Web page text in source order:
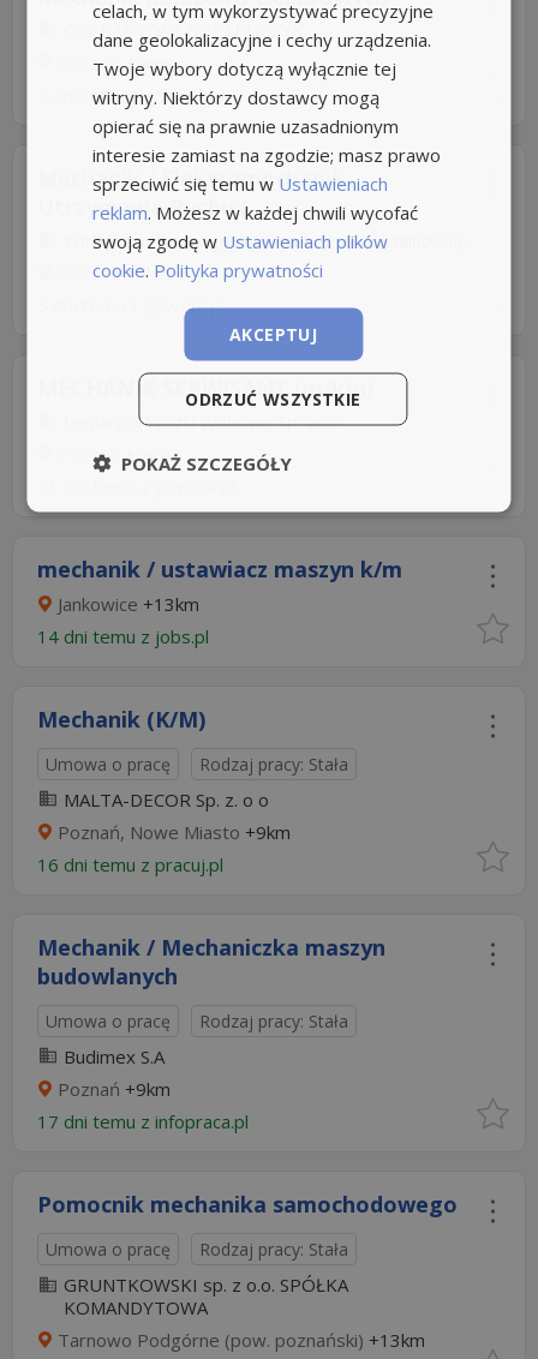
Olis BARTOSZ BOŁTRUCZYK
Poznań+9km
5 dni temu zgowork.pl
Mechanik / Elektromechanik
Utrzymania Ruchu (...
York pl spółka z ograniczoną odpowiedzialnością...
Poznań+9km
gowork.pl
MECHANIK SERWISANT (m/k/n)
Lemarpol Wózki Widłowe Sp. zo.o
Poznań +9km
mechanik / ustawiacz maszyn k/m
Jankowice +13km
14 dni temu z jobs.pl
Mechanik (K/M)
Umowa o pracę Rodzaj pracy: Stała
MALTA-DECOR Sp. z. o o
Poznań, Nowe Miasto +9km
16 dni temu z pracuj.pl
Mechanik / Mechaniczka maszyn
budowlanych
Umowa o pracę Rodzaj pracy: Stała
Budimex S.A
Poznań +9km
17 dni temu z infopraca.pl
Pomocnik mechanika samochodowego
Umowa o pracę Rodzaj pracy: Stała
GRUNTKOWSKI sp. z o.o. SPÓŁKA
KOMANDYTOWA
Tarnowo Podgórne (pow. poznański) +13km
celach, w tym wykorzystywać precyzyjne
dane geolokalizacyjne i cechy urządzenia.
Twoje wybory dotyczą wyłącznie tej
witryny. Niektórzy dostawcy mogą
opierać się na prawnie uzasadnionym
interesie zamiast na zgodzie; masz prawo
sprzeciwić się temu w Ustawieniach
reklam. Możesz w każdej chwili wycofać
swoją zgodę w Ustawieniach plików
cookie. Polityka prywatności
AKCEPTUJ
ODRZUĆ WSZYSTKIE
POKAŻ SZCZEGÓŁY